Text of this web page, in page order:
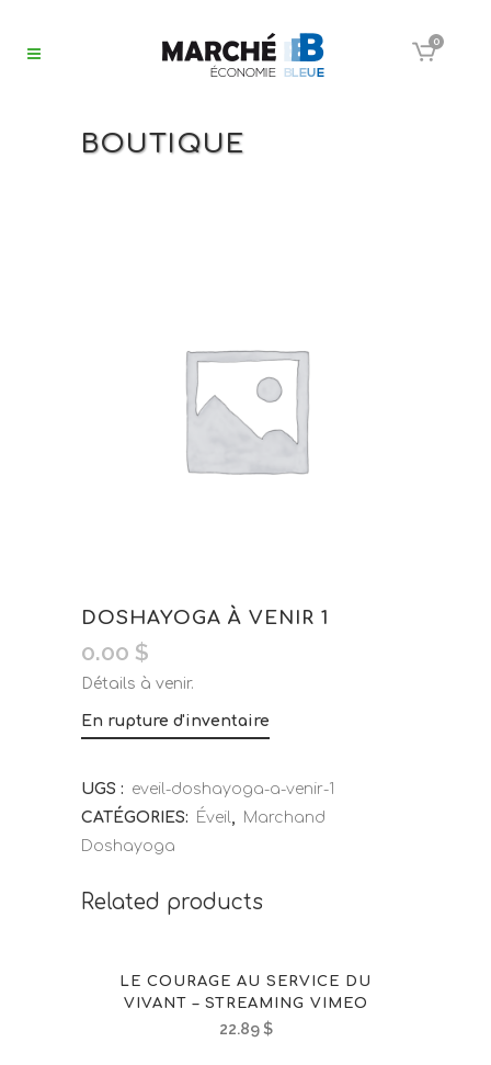
0
BOUTIQUE
DOSHAYOGA À VENIR 1
0.00 $
Détails à venir.
En rupture d'inventaire
UGS : eveil-doshayoga-a-venir-1
CATÉGORIES:
Éveil, Marchand
Doshayoga
Related products
LE COURAGE AU SERVICE DU
VIVANT – STREAMING VIMEO
22.89$